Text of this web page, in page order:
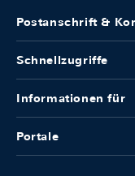
Postanschrift &
Schnellzugriffe
Informationen für
Portale